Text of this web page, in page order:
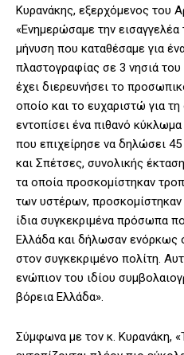
Κυρανάκης, εξερχόμενος του
«Ενημερώσαμε την
μήνυση που καταθέσαμε για
πλαστογραφίας σε 3 νησιά
έχει διερευνήσει το
οποίο και το ευχαριστώ για
εντοπίσει ένα πιθανό
που επιχείρησε να δηλώσει
και Σπέτσες, συνολικής
τα οποία προσκομίστηκαν
των υστέρων,
ίδια συγκεκριμένα πρόσωπα
Ελλάδα και δήλωσαν ενόρκως
στον συγκεκριμένο πολίτη.
ενώπιον του ιδίου
βόρεια Ελλάδα».
Σύμφωνα με τον κ. Κυρανάκη,